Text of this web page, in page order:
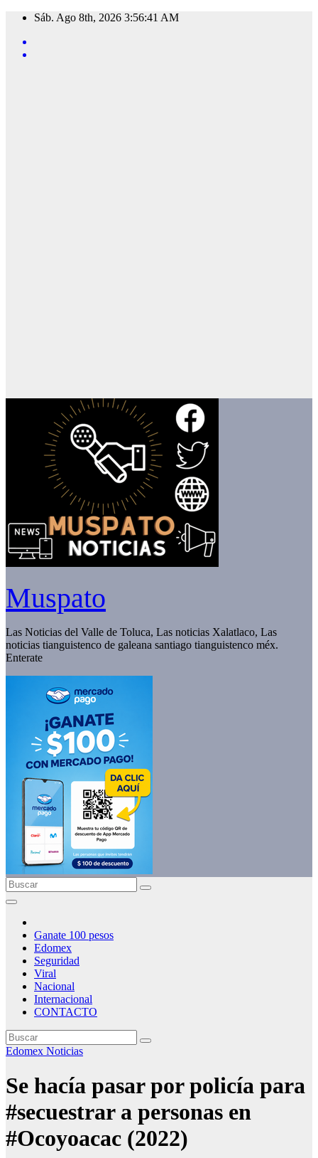
Saltar
contenido
Sáb. Ago 8th, 2026 3:56:42 AM
Muspato
Las Noticias del Valle de Toluca, Las noticias Xalatlaco, Las
noticias tianguistenco de galeana santiago tianguistenco méx.
Enterate
Ganate 100 pesos
Edomex
Seguridad
Viral
Nacional
Internacional
CONTACTO
Edomex Noticias
Se hacía pasar por policía para
#secuestrar a personas en
#Ocoyoacac (2022)